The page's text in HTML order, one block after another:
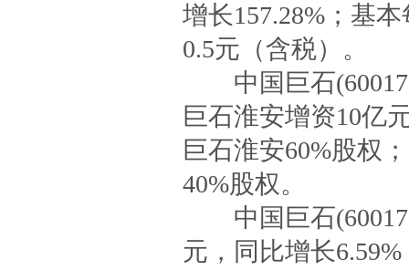
增长157.28%；基
0.5元（含税）。
中国巨石
巨石淮安增资10亿
巨石淮安60%股权
40%股权。
中国巨石
元，同比增长